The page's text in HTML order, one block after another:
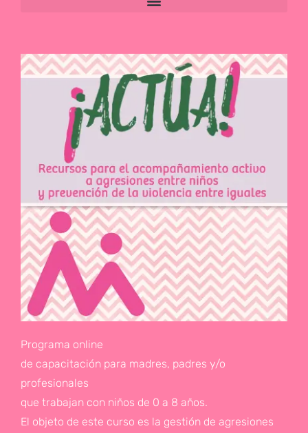
Programa online
de capacitación para madres, padres y/o
profesionales
que trabajan con niños de 0 a 8 años.
El objeto de este curso es la gestión de agresiones